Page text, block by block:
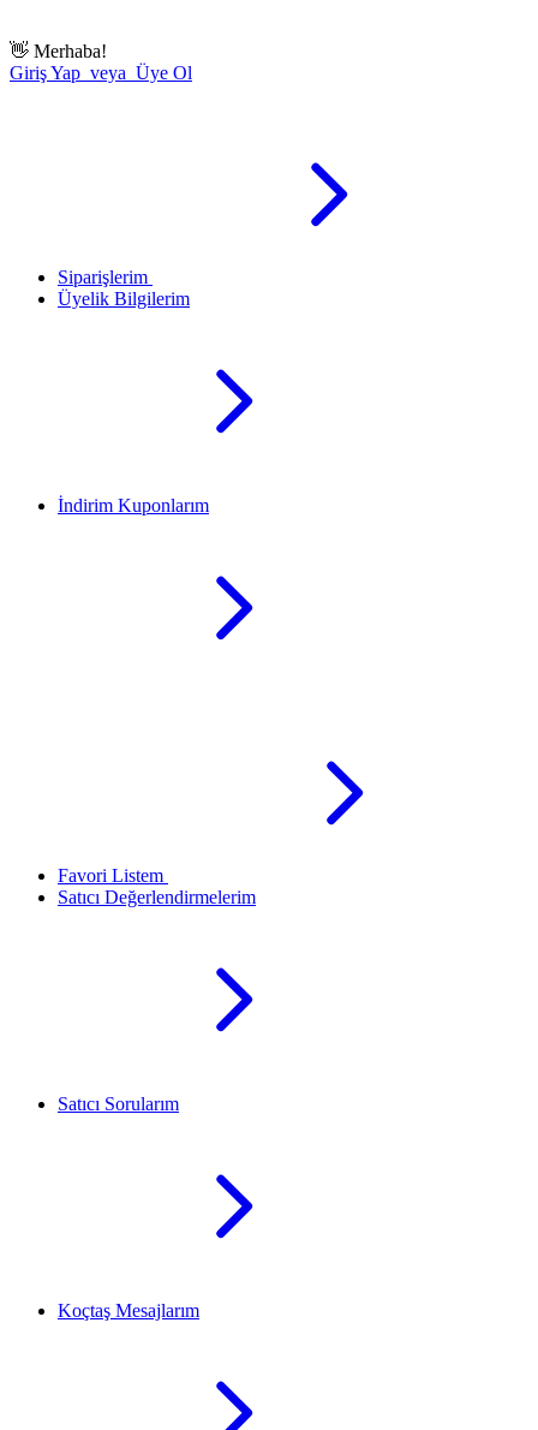
👋 Merhaba!
Giriş Yap veya Üye Ol
Siparişlerim
Üyelik Bilgilerim
İndirim Kuponlarım
Favori Listem
Satıcı Değerlendirmelerim
Satıcı Sorularım
Koçtaş Mesajlarım